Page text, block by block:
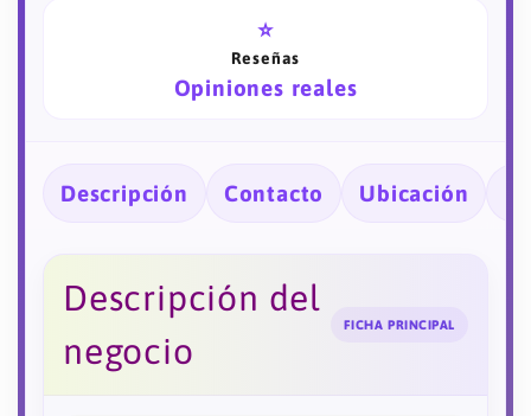
⭐
Reseñas
Opiniones reales
Descripción Contacto Ubicación
Descripción del
negocio
FICHA PRINCIPAL